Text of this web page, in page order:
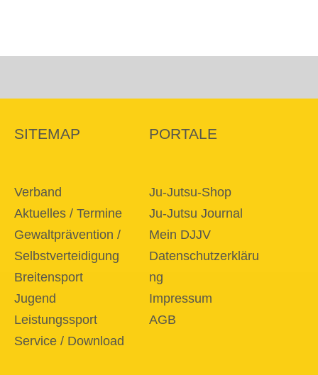
SITEMAP
Verband
Aktuelles / Termine
Gewaltprävention /
Selbstverteidigung
Breitensport
Jugend
Leistungssport
Service / Download
PORTALE
Ju-Jutsu-Shop
Ju-Jutsu Journal
Mein DJJV
Datenschutzerkläru
ng
Impressum
AGB